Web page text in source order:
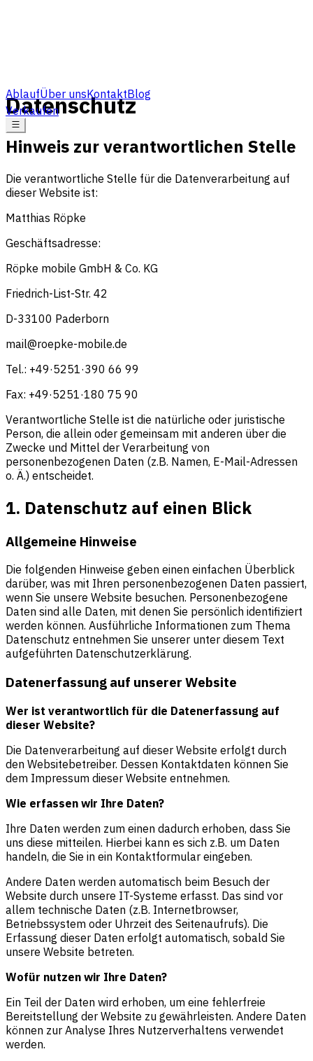
AblaufÜber unsKontaktBlog
Verkaufen
Datenschutz
Hinweis zur verantwortlichen Stelle
Die verantwortliche Stelle für die Datenverarbeitung auf
dieser Website ist:
Matthias Röpke
Geschäftsadresse:
Röpke mobile GmbH & Co. KG
Friedrich-List-Str. 42
D-33100 Paderborn
mail@roepke-mobile.de
Tel.: +49·5251·390 66 99
Fax: +49·5251·180 75 90
Verantwortliche Stelle ist die natürliche oder juristische
Person, die allein oder gemeinsam mit anderen über die
Zwecke und Mittel der Verarbeitung von
personenbezogenen Daten (z.B. Namen, E-Mail-Adressen
o. Ä.) entscheidet.
1. Datenschutz auf einen Blick
Allgemeine Hinweise
Die folgenden Hinweise geben einen einfachen Überblick
darüber, was mit Ihren personenbezogenen Daten passiert,
wenn Sie unsere Website besuchen. Personenbezogene
Daten sind alle Daten, mit denen Sie persönlich identifiziert
werden können. Ausführliche Informationen zum Thema
Datenschutz entnehmen Sie unserer unter diesem Text
aufgeführten Datenschutzerklärung.
Datenerfassung auf unserer Website
Wer ist verantwortlich für die Datenerfassung auf
dieser Website?
Die Datenverarbeitung auf dieser Website erfolgt durch
den Websitebetreiber. Dessen Kontaktdaten können Sie
dem Impressum dieser Website entnehmen.
Wie erfassen wir Ihre Daten?
Ihre Daten werden zum einen dadurch erhoben, dass Sie
uns diese mitteilen. Hierbei kann es sich z.B. um Daten
handeln, die Sie in ein Kontaktformular eingeben.
Andere Daten werden automatisch beim Besuch der
Website durch unsere IT-Systeme erfasst. Das sind vor
allem technische Daten (z.B. Internetbrowser,
Betriebssystem oder Uhrzeit des Seitenaufrufs). Die
Erfassung dieser Daten erfolgt automatisch, sobald Sie
unsere Website betreten.
Wofür nutzen wir Ihre Daten?
Ein Teil der Daten wird erhoben, um eine fehlerfreie
Bereitstellung der Website zu gewährleisten. Andere Daten
können zur Analyse Ihres Nutzerverhaltens verwendet
werden.